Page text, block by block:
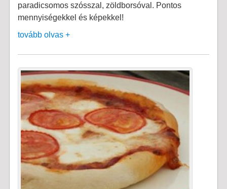
paradicsomos szósszal, zöldborsóval. Pontos
mennyiségekkel és képekkel!
tovább olvas +